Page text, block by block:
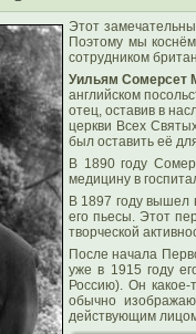
Этот
Поэтому мы
сотрудником
Уильям Сомерсет
английском
отец, оставив в
церкви Всех
был оставить её
В 1890 году
медицину в
В 1897 году вышел
его пьесы. Этот
творческой
После начала
уже в 1915 году
Россию). Он
обычно
действующим